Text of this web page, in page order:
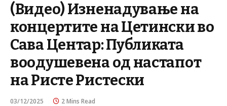
(Видео) Изненадување на
концертите на Цетински во
Сава Центар: Публиката
воодушевена од настапот
на Ристе Ристески
03/12/2025 2 Mins Read